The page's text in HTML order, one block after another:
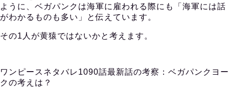
ように、ベガパンクは海軍に雇われる際にも「海軍には話
がわかるものも多い」と伝えています。
その1人が黄猿ではないかと考えます。
ワンピースネタバレ1090話最新話の考察：ベガパンクヨー
クの考えは？